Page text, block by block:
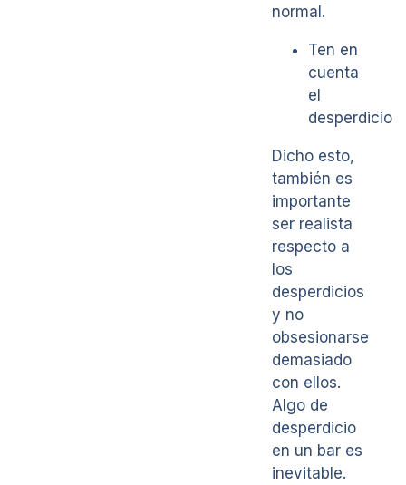
normal.
Ten en
cuenta
el
desperdicio
Dicho esto,
también es
importante
ser realista
respecto a
los
desperdicios
y no
obsesionarse
demasiado
con ellos.
Algo de
desperdicio
en un bar es
inevitable.